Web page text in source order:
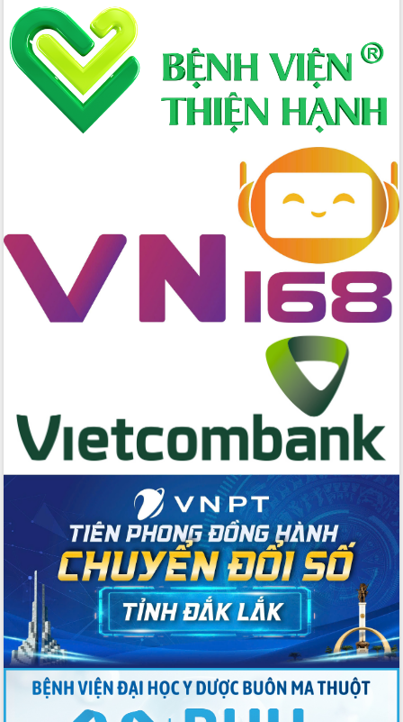
Kỳ họp Chuyên đề lần thứ Năm, HĐND
tỉnh Đắk Lắk thông qua các nghị quyết
quan trọng
Thống nhất danh sách giới thiệu ứng
cử đại biểu Quốc hội khoá XVI và đại
biểu HĐND tỉnh Đắk Lắk, nhiệm kỳ
tháng 01/2026
Phó Thủ tướng Hồ Quốc Dũng đánh giá
cao kết quả Chiến dịch Quang Trung
tại Đắk Lắk
Hội nghị Ban Chấp hành Đảng bộ tỉnh
Gỡ khó, khởi công xây dựng, sửa chữa
toàn bộ nhà ở cho hộ dân đúng tiến độ
đề ra
quốc phòng, quân sự địa phương năm
2025
Tập trung triển khai quyết liệt, đồng bộ
các giải pháp nhằm thực hiện hiệu quả
các nhiệm vụ đề ra năm 2025
Phát huy vai trò của người có uy tín
trong phòng chống tảo hôn và hôn
nhân cận huyết thống
Nông sản Tây Nguyên thu hút doanh
nghiệp nước ngoài
Đắk Lắk định vị thương hiệu du lịch
“Biển – Rừng – Cà phê” trong không